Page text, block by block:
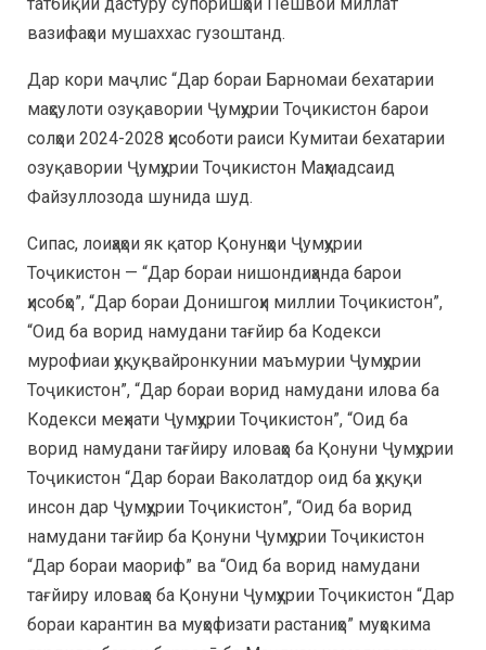
татбиқии дастуру супоришҳои Пешвои миллат
вазифаҳои мушаххас гузоштанд.
Дар кори маҷлис “Дар бораи Барномаи бехатарии
маҳсулоти озуқавории Ҷумҳурии Тоҷикистон барои
солҳои 2024-2028 ҳисоботи раиси Кумитаи бехатарии
озуқавории Ҷумҳурии Тоҷикистон Маҳмадсаид
Файзуллозода шунида шуд.
Сипас, лоиҳаҳои як қатор Қонунҳои Ҷумҳурии
Тоҷикистон — “Дар бораи нишондиҳанда барои
ҳисобҳо”, “Дар бораи Донишгоҳи миллии Тоҷикистон”,
“Оид ба ворид намудани тағйир ба Кодекси
мурофиаи ҳуқуқвайронкунии маъмурии Ҷумҳурии
Тоҷикистон”, “Дар бораи ворид намудани илова ба
Кодекси меҳнати Ҷумҳурии Тоҷикистон”, “Оид ба
ворид намудани тағйиру иловаҳо ба Қонуни Ҷумҳурии
Тоҷикистон “Дар бораи Ваколатдор оид ба ҳуқуқи
инсон дар Ҷумҳурии Тоҷикистон”, “Оид ба ворид
намудани тағйир ба Қонуни Ҷумҳурии Тоҷикистон
“Дар бораи маориф” ва “Оид ба ворид намудани
тағйиру иловаҳо ба Қонуни Ҷумҳурии Тоҷикистон “Дар
бораи карантин ва муҳофизати растаниҳо” муҳокима